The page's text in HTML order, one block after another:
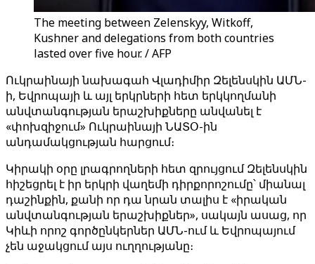
The meeting between Zelenskyy, Witkoff,
Kushner and delegations from both countries
lasted over five hour. / AFP
Ուկրաինայի նախագահ Վլադիմիր Զելենսկին ԱՄՆ-
ի, Եվրոպայի և այլ երկրների հետ երկկողմանի
անվտանգության երաշխիքները անվանել է
«փոխզիջում» Ուկրաինայի ՆԱՏՕ-ին
անդամակցության հարցում։
Կիրակի օրը լրագրողների հետ զրույցում Զելենսկին
հիշեցրել է իր երկրի վաղեմի դիրքորոշումը՝ միանալ
դաշինքին, քանի որ դա նրան տալիս է «իրական
անվտանգության երաշխիքներ», սակայն ասաց, որ
Կիևի որոշ գործընկերներ ԱՄՆ-ում և Եվրոպայում
չեն աջակցում այս ուղղությանը։